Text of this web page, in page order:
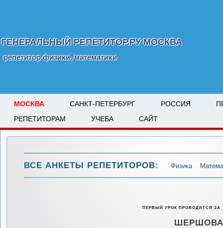
ГЕНЕРАЛЬНЫЙ РЕПЕТИТОР.РУ МОСКВА
репетитор физики, математики
МОСКВА САНКТ-ПЕТЕРБУРГ РОССИЯ
РЕПЕТИТОРАМ
УЧЕБА САЙТ
ВСЕ АНКЕТЫ РЕПЕТИТОРОВ: Физика
ПЕРВЫЙ УРОК ПРОВОДИТСЯ ЗА